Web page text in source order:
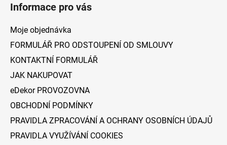
Informace pro vás
Moje objednávka
FORMULÁŘ PRO ODSTOUPENÍ OD SMLOUVY
KONTAKTNÍ FORMULÁŘ
JAK NAKUPOVAT
eDekor PROVOZOVNA
OBCHODNÍ PODMÍNKY
PRAVIDLA ZPRACOVÁNÍ A OCHRANY OSOBNÍCH ÚDAJŮ
PRAVIDLA VYUŽÍVÁNÍ COOKIES